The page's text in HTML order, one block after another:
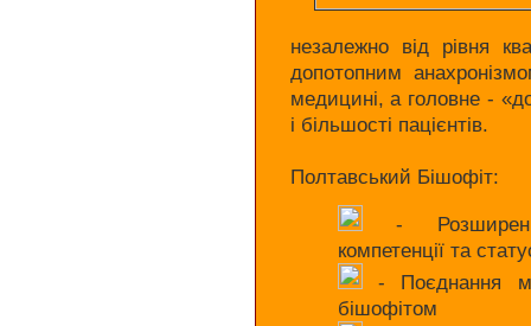
незалежно від рівня
допотопним
медицині, а головне -
і більшості пацієнтів.
Полтавський Бішофіт:
-
компетенції та
- Поєднання
бішофітом